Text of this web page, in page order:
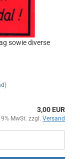
sowie diverse
3,00 EUR
MwSt. zzgl. Versand